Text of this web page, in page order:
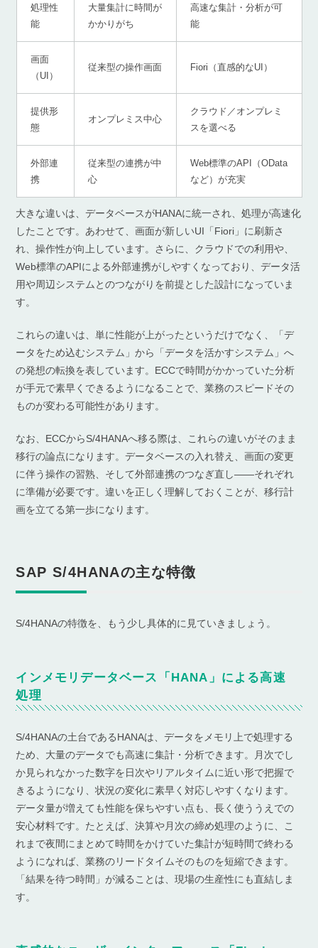
処理性
能
大量集計に時間が
かかりがち
高速な集計・分析が可
能
画面
（UI）
従来型の操作画面 Fiori（直感的なUI）
提供形
態
オンプレミス中心
クラウド／オンプレミ
スを選べる
外部連
携
従来型の連携が中
心
Web標準のAPI（OData
など）が充実
大きな違いは、データベースがHANAに統一され、処理が高速化
したことです。あわせて、画面が新しいUI「Fiori」に刷新さ
れ、操作性が向上しています。さらに、クラウドでの利用や、
Web標準のAPIによる外部連携がしやすくなっており、データ活
用や周辺システムとのつながりを前提とした設計になっていま
す。
これらの違いは、単に性能が上がったというだけでなく、「デ
ータをため込むシステム」から「データを活かすシステム」へ
の発想の転換を表しています。ECCで時間がかかっていた分析
が手元で素早くできるようになることで、業務のスピードその
ものが変わる可能性があります。
なお、ECCからS/4HANAへ移る際は、これらの違いがそのまま
移行の論点になります。データベースの入れ替え、画面の変更
に伴う操作の習熟、そして外部連携のつなぎ直し――それぞれ
に準備が必要です。違いを正しく理解しておくことが、移行計
画を立てる第一歩になります。
SAP S/4HANAの主な特徴
S/4HANAの特徴を、もう少し具体的に見ていきましょう。
インメモリデータベース「HANA」による高速
処理
S/4HANAの土台であるHANAは、データをメモリ上で処理する
ため、大量のデータでも高速に集計・分析できます。月次でし
か見られなかった数字を日次やリアルタイムに近い形で把握で
きるようになり、状況の変化に素早く対応しやすくなります。
データ量が増えても性能を保ちやすい点も、長く使ううえでの
安心材料です。たとえば、決算や月次の締め処理のように、こ
れまで夜間にまとめて時間をかけていた集計が短時間で終わる
ようになれば、業務のリードタイムそのものを短縮できます。
「結果を待つ時間」が減ることは、現場の生産性にも直結しま
す。